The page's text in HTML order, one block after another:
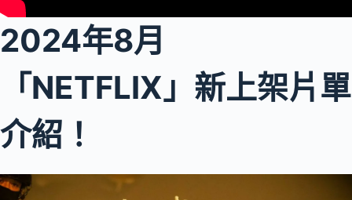
2024年8月
「NETFLIX」新上架片單
介紹！